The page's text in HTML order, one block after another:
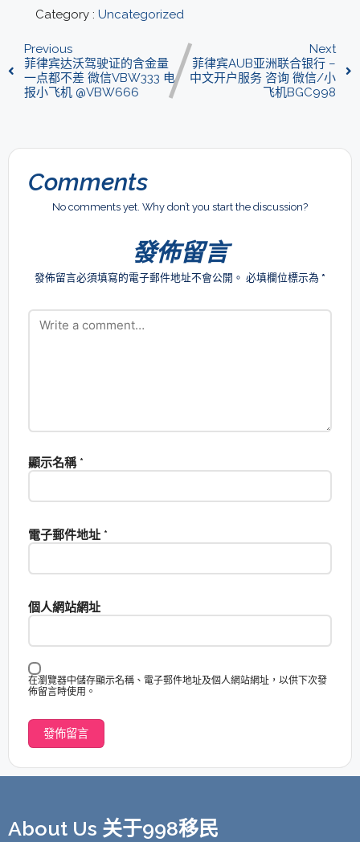
Category : Uncategorized
Previous
菲律宾达沃驾驶证的含金量
一点都不差 微信VBW333 电
报小飞机 @VBW666
Next
菲律宾AUB亚洲联合银行 –
中文开户服务 咨询 微信/小
飞机BGC998
Comments
No comments yet. Why don’t you start the discussion?
發佈留言
發佈留言必須填寫的電子郵件地址不會公開。 必填欄位標示為 *
顯示名稱 *
電子郵件地址 *
個人網站網址
在瀏覽器中儲存顯示名稱、電子郵件地址及個人網站網址，以供下次發
佈留言時使用。
About Us 关于998移民